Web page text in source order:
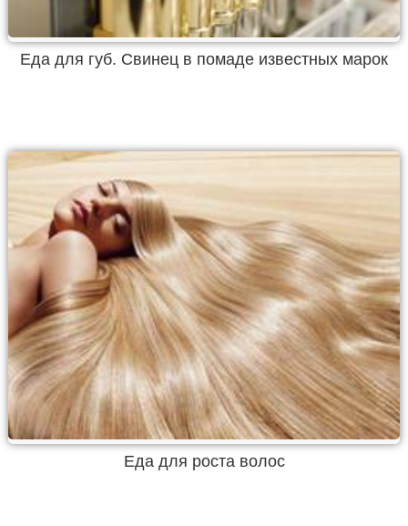
Еда для губ. Свинец в помаде известных марок
Еда для роста волос